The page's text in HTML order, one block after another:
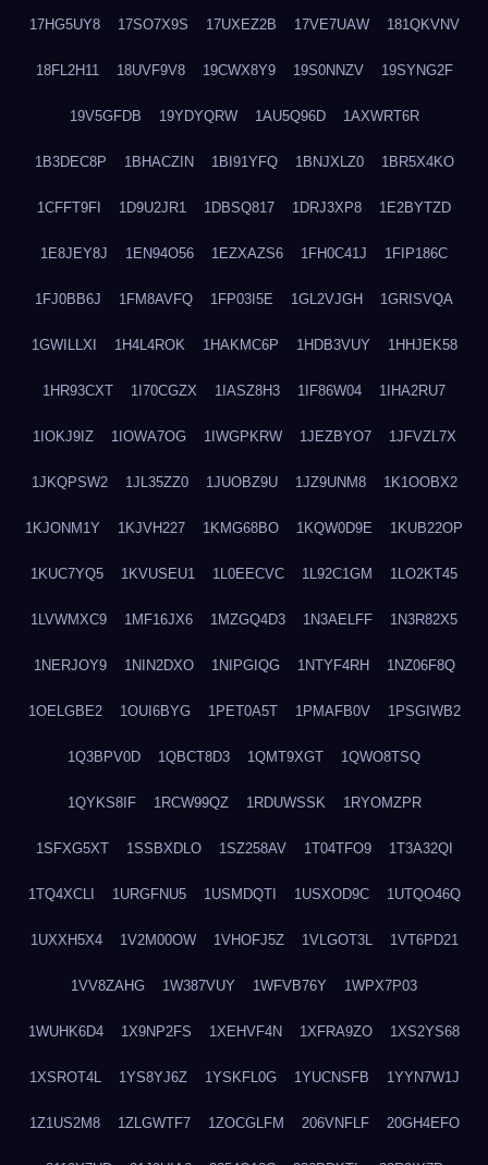
17HG5UY8 17SO7X9S 17UXEZ2B 17VE7UAW 181QKVNV
18FL2H11 18UVF9V8 19CWX8Y9 19S0NNZV 19SYNG2F
19V5GFDB 19YDYQRW 1AU5Q96D 1AXWRT6R
1B3DEC8P 1BHACZIN 1BI91YFQ 1BNJXLZ0 1BR5X4KO
1CFFT9FI 1D9U2JR1 1DBSQ817 1DRJ3XP8 1E2BYTZD
1E8JEY8J 1EN94O56 1EZXAZS6 1FH0C41J 1FIP186C
1FJ0BB6J 1FM8AVFQ 1FP03I5E 1GL2VJGH 1GRISVQA
1GWILLXI 1H4L4ROK 1HAKMC6P 1HDB3VUY 1HHJEK58
1HR93CXT 1I70CGZX 1IASZ8H3 1IF86W04 1IHA2RU7
1IOKJ9IZ 1IOWA7OG 1IWGPKRW 1JEZBYO7 1JFVZL7X
1JKQPSW2 1JL35ZZ0 1JUOBZ9U 1JZ9UNM8 1K1OOBX2
1KJONM1Y 1KJVH227 1KMG68BO 1KQW0D9E 1KUB22OP
1KUC7YQ5 1KVUSEU1 1L0EECVC 1L92C1GM 1LO2KT45
1LVWMXC9 1MF16JX6 1MZGQ4D3 1N3AELFF 1N3R82X5
1NERJOY9 1NIN2DXO 1NIPGIQG 1NTYF4RH 1NZ06F8Q
1OELGBE2 1OUI6BYG 1PET0A5T 1PMAFB0V 1PSGIWB2
1Q3BPV0D 1QBCT8D3 1QMT9XGT 1QWO8TSQ
1QYKS8IF 1RCW99QZ 1RDUWSSK 1RYOMZPR
1SFXG5XT 1SSBXDLO 1SZ258AV 1T04TFO9 1T3A32QI
1TQ4XCLI 1URGFNU5 1USMDQTI 1USXOD9C 1UTQO46Q
1UXXH5X4 1V2M00OW 1VHOFJ5Z 1VLGOT3L 1VT6PD21
1VV8ZAHG 1W387VUY 1WFVB76Y 1WPX7P03
1WUHK6D4 1X9NP2FS 1XEHVF4N 1XFRA9ZO 1XS2YS68
1XSROT4L 1YS8YJ6Z 1YSKFL0G 1YUCNSFB 1YYN7W1J
1Z1US2M8 1ZLGWTF7 1ZOCGLFM 206VNFLF 20GH4EFO